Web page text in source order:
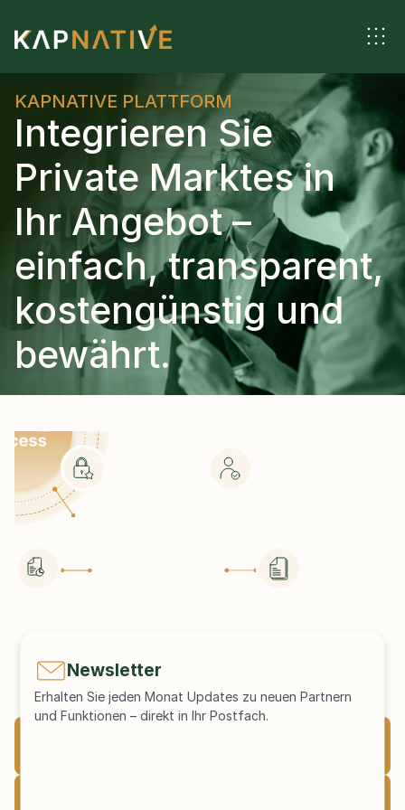
KAPNATIVE PLATTFORM
Integrieren Sie
Private Marktes in
Ihr Angebot –
einfach, transparent,
kostengünstig und
bewährt.
Newsletter
Erhalten Sie jeden Monat Updates zu neuen Partnern
und Funktionen – direkt in Ihr Postfach.